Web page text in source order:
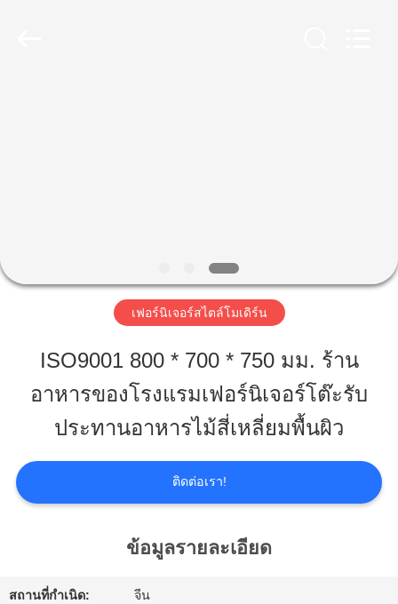
เกี่ยว
เรา
โรงงาน
เฟอร์นิเจอร์สไตล์โมเดิร์น
ISO9001 800 * 700 * 750 มม. ร้าน
อาหารของโรงแรมเฟอร์นิเจอร์โต๊ะรับ
ประทานอาหารไม้สี่เหลี่ยมพื้นผิว
ติดต่อเรา!
ข้อมูลรายละเอียด
สถานที่กำเนิด: จีน